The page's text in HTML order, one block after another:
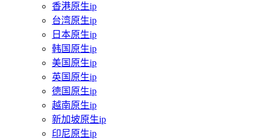
香港原生ip
台湾原生ip
日本原生ip
韩国原生ip
美国原生ip
英国原生ip
德国原生ip
越南原生ip
新加坡原生ip
印尼原生ip